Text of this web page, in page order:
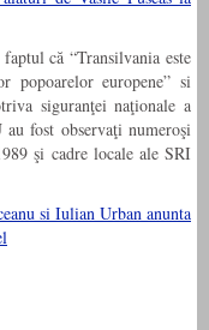
că “Transilvania este
europene” si
siguranţei naţionale a
fost observaţi numeroşi
şi cadre locale ale SRI
si Iulian Urban anunta